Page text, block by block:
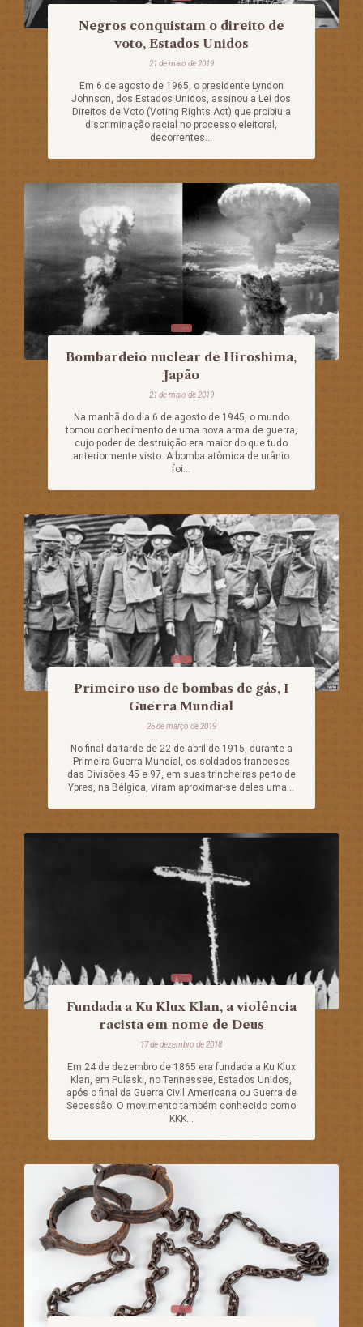
Negros conquistam o direito de
voto, Estados Unidos
21 de maio de 2019
Em 6 de agosto de 1965, o presidente Lyndon
Johnson, dos Estados Unidos, assinou a Lei dos
Direitos de Voto (Voting Rights Act) que proibiu a
discriminação racial no processo eleitoral,
decorrentes...
Bombardeio nuclear de Hiroshima,
Japão
21 de maio de 2019
Na manhã do dia 6 de agosto de 1945, o mundo
tomou conhecimento de uma nova arma de guerra,
cujo poder de destruição era maior do que tudo
anteriormente visto. A bomba atômica de urânio
foi...
Primeiro uso de bombas de gás, I
Guerra Mundial
26 de março de 2019
No final da tarde de 22 de abril de 1915, durante a
Primeira Guerra Mundial, os soldados franceses
das Divisões 45 e 97, em suas trincheiras perto de
Ypres, na Bélgica, viram aproximar-se deles uma...
Fundada a Ku Klux Klan, a violência
racista em nome de Deus
17 de dezembro de 2018
Em 24 de dezembro de 1865 era fundada a Ku Klux
Klan, em Pulaski, no Tennessee, Estados Unidos,
após o final da Guerra Civil Americana ou Guerra de
Secessão. O movimento também conhecido como
KKK...